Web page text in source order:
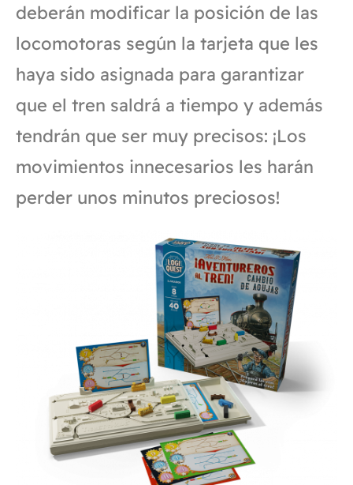
deberán modificar la posición de las
locomotoras según la tarjeta que les
haya sido asignada para garantizar
que el tren saldrá a tiempo y además
tendrán que ser muy precisos: ¡Los
movimientos innecesarios les harán
perder unos minutos preciosos!